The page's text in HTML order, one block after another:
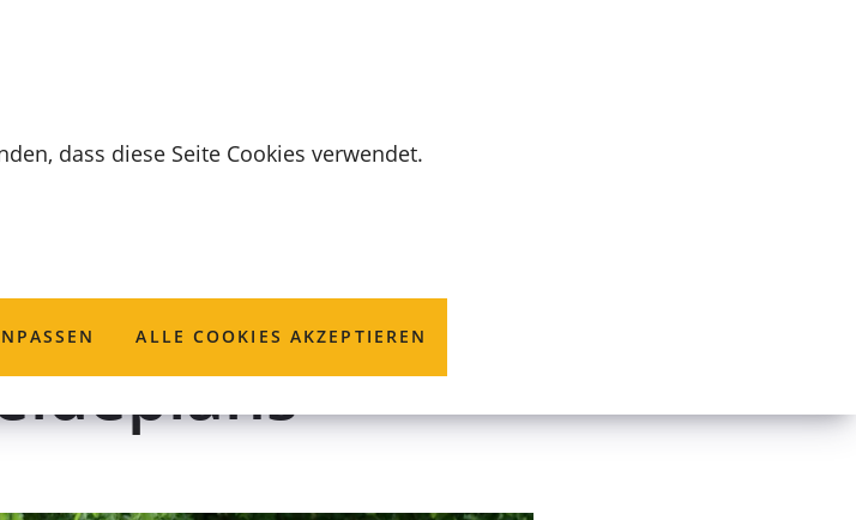
dass diese Seite Cookies verwendet.
ALLE COOKIES AKZEPTIEREN
zur Erstellung